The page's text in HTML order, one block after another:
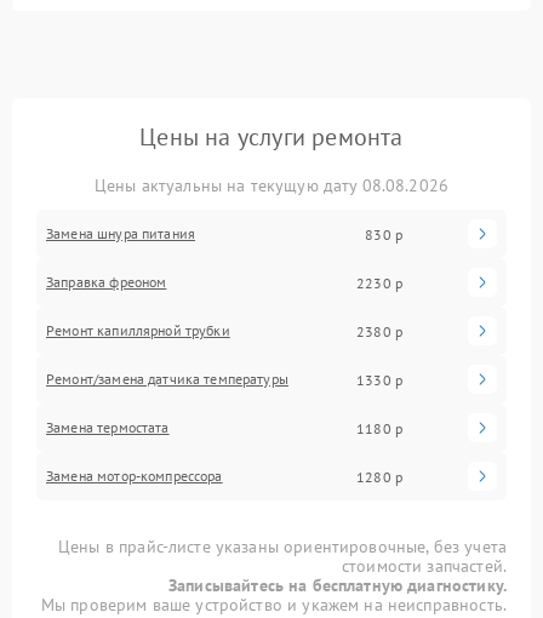
Цены на услуги ремонта
Цены актуальны на текущую дату 08.08.2026
Замена шнура питания 830 р
Заправка фреоном 2230 р
Ремонт капиллярной трубки 2380 р
Ремонт/замена датчика температуры 1330 р
Замена термостата 1180 р
Замена мотор-компрессора 1280 р
Цены в прайс-листе указаны ориентировочные, без учета
стоимости запчастей.
Записывайтесь на бесплатную диагностику.
Мы проверим ваше устройство и укажем на неисправность.